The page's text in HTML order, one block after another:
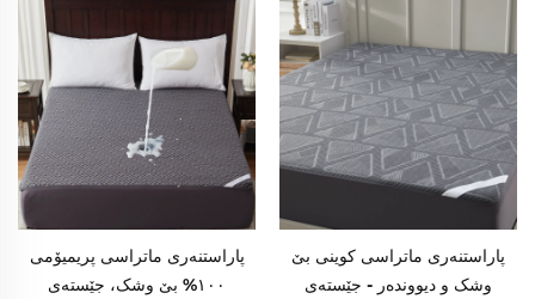
پاراستنەری ماتراسی پریمیۆمی
١٠٠% بێ وشک، جێستەی
پاراستنەری ماتراسی کوینی بێ
وشک و دیووندەر - جێستەی